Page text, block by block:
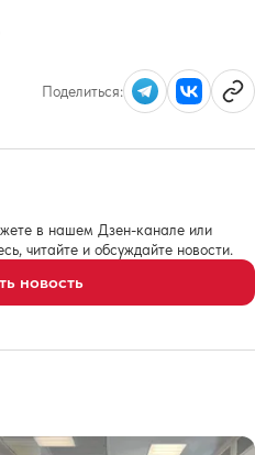
Поделиться:
в нашем Дзен-канале или
читайте и обсуждайте новости.
новость